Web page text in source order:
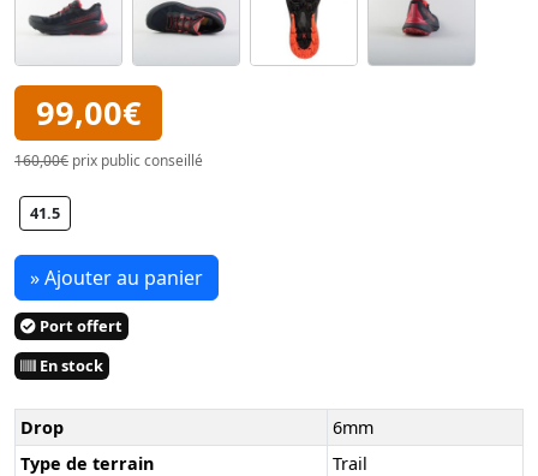
99,00€
160,00€ prix public conseillé
41.5
» Ajouter au panier
Port offert
En stock
Drop
6mm
Type de terrain
Trail